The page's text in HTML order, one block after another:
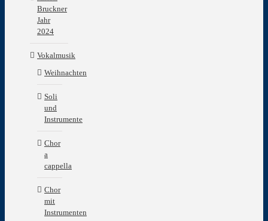
Bruckner
Jahr
2024
Vokalmusik
Weihnachten
Soli
und
Instrumente
Chor
a
cappella
Chor
mit
Instrumenten